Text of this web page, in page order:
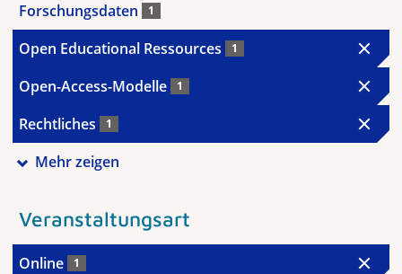
Forschungsdaten 1
Open Educational Ressources 1
Open-Access-Modelle 1
Rechtliches 1
Mehr zeigen
Veranstaltungsart
Online 1